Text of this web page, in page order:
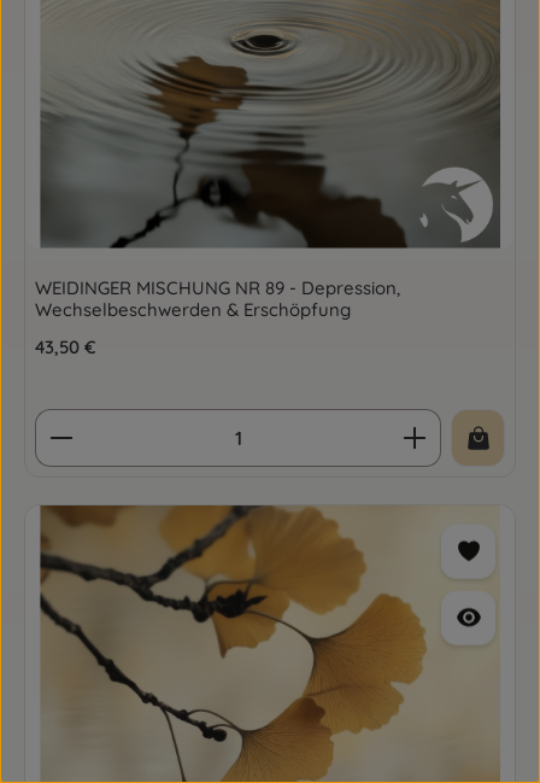
WEIDINGER MISCHUNG NR 89 - Depression,
Wechselbeschwerden & Erschöpfung
Regulärer Preis:
43,50 €
Produkt Anzahl: Gib den gewünschten Wert